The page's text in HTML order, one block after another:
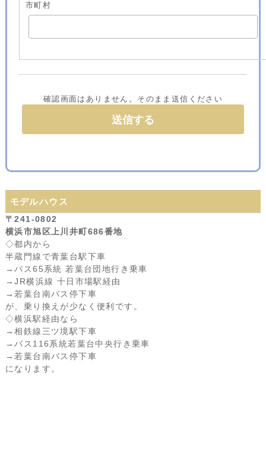
市町村
確認画面はありません。そのまま送信ください
モデルハウス
〒241-0802
横浜市旭区上川井町686番地
◇都内から
半蔵門線で青葉台駅下車
→バス65系統 若葉台団地行き乗車
→JR横浜線 十日市場駅経由
→若葉台南バス停下車
が、乗り換えが少なく便利です。
◇横浜駅経由なら
→相鉄線三ツ境駅下車
→バス116系統若葉台中央行き乗車
→若葉台南バス停下車
になります。